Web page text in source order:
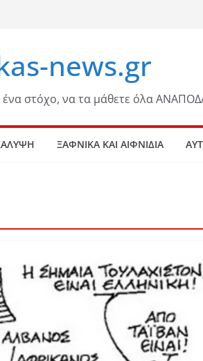
news.gr
ένα στόχο, να τα μάθετε όλα
ΞΑΦΝΙΚΑ ΚΑΙ ΑΙΦΝΙΔΙΑ